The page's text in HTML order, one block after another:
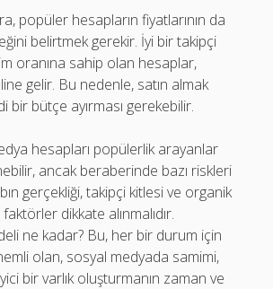
popüler hesapların fiyatlarının da
belirtmek gerekir. İyi bir takipçi
oranına sahip olan hesaplar,
gelir. Bu nedenle, satın almak
bir bütçe ayırması gerekebilir.
hesapları popülerlik arayanlar
ancak beraberinde bazı riskleri
gerçekliği, takipçi kitlesi ve organik
dikkate alınmalıdır.
ne kadar? Bu, her bir durum için
olan, sosyal medyada samimi,
bir varlık oluşturmanın zaman ve